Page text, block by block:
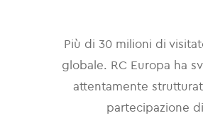
Più di 30 milioni di
globale. RC Europa ha
attentamente
partecipazione